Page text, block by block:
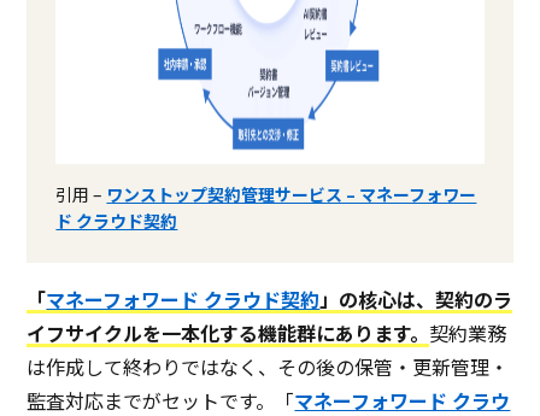
引用 – ワンストップ契約管理サービス – マネーフォワー
ド クラウド契約
「マネーフォワード クラウド契約 」の核心は、契約のラ
イフサイクルを一本化する機能群にあります。 契約業務
は作成して終わりではなく、その後の保管・更新管理・
監査対応までがセットです。「マネーフォワード クラウ